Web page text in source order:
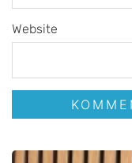
Website